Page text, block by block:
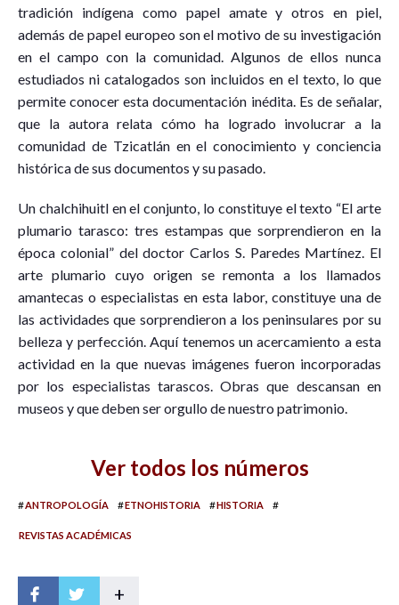
tradición indígena como papel amate y otros en piel,
además de papel europeo son el motivo de su investigación
en el campo con la comunidad. Algunos de ellos nunca
estudiados ni catalogados son incluidos en el texto, lo que
permite conocer esta documentación inédita. Es de señalar,
que la autora relata cómo ha logrado involucrar a la
comunidad de Tzicatlán en el conocimiento y conciencia
histórica de sus documentos y su pasado.
Un chalchihuitl en el conjunto, lo constituye el texto “El arte
plumario tarasco: tres estampas que sorprendieron en la
época colonial” del doctor Carlos S. Paredes Martínez. El
arte plumario cuyo origen se remonta a los llamados
amantecas o especialistas en esta labor, constituye una de
las actividades que sorprendieron a los peninsulares por su
belleza y perfección. Aquí tenemos un acercamiento a esta
actividad en la que nuevas imágenes fueron incorporadas
por los especialistas tarascos. Obras que descansan en
museos y que deben ser orgullo de nuestro patrimonio.
Ver todos los números
#ANTROPOLOGÍA #ETNOHISTORIA #HISTORIA #
REVISTAS ACADÉMICAS
+